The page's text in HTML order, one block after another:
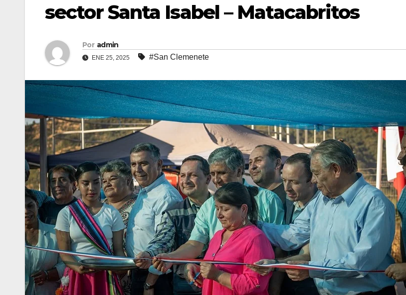
sector Santa Isabel – Matacabritos
Por admin
ENE 25, 2025 #San Clemenete